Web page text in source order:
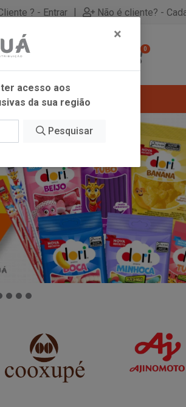
? - Entrar | Não é cliente? -
0
×
ter acesso aos
da sua região
Pesquisar